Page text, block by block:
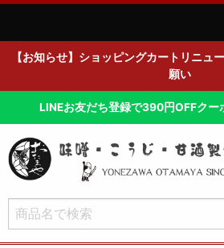
【お知らせ】ショッピングカートリニュ
願い
LINEお友だち登録で390円OFFクー